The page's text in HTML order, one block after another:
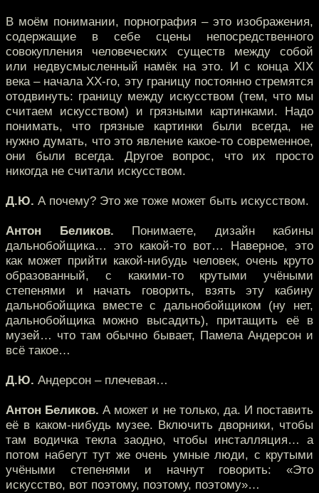
В моём понимании, порнография – это изображения,
содержащие в себе сцены непосредственного
совокупления человеческих существ между собой
или недвусмысленный намёк на это. И с конца XIX
века – начала XX-го, эту границу постоянно стремятся
отодвинуть: границу между искусством (тем, что мы
считаем искусством) и грязными картинками. Надо
понимать, что грязные картинки были всегда, не
нужно думать, что это явление какое-то современное,
они были всегда. Другое вопрос, что их просто
никогда не считали искусством.
Д.Ю. А почему? Это же тоже может быть искусством.
Антон Беликов. Понимаете, дизайн кабины
дальнобойщика… это какой-то вот… Наверное, это
как может прийти какой-нибудь человек, очень круто
образованный, с какими-то крутыми учёными
степенями и начать говорить, взять эту кабину
дальнобойщика вместе с дальнобойщиком (ну нет,
дальнобойщика можно высадить), притащить её в
музей… что там обычно бывает, Памела Андерсон и
всё такое…
Д.Ю. Андерсон – плечевая…
Антон Беликов. А может и не только, да. И поставить
её в каком-нибудь музее. Включить дворники, чтобы
там водичка текла заодно, чтобы инсталляция… а
потом набегут тут же очень умные люди, с крутыми
учёными степенями и начнут говорить: «Это
искусство, вот поэтому, поэтому, поэтому»…